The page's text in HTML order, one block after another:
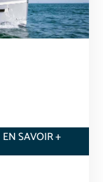
EN SAVOIR +